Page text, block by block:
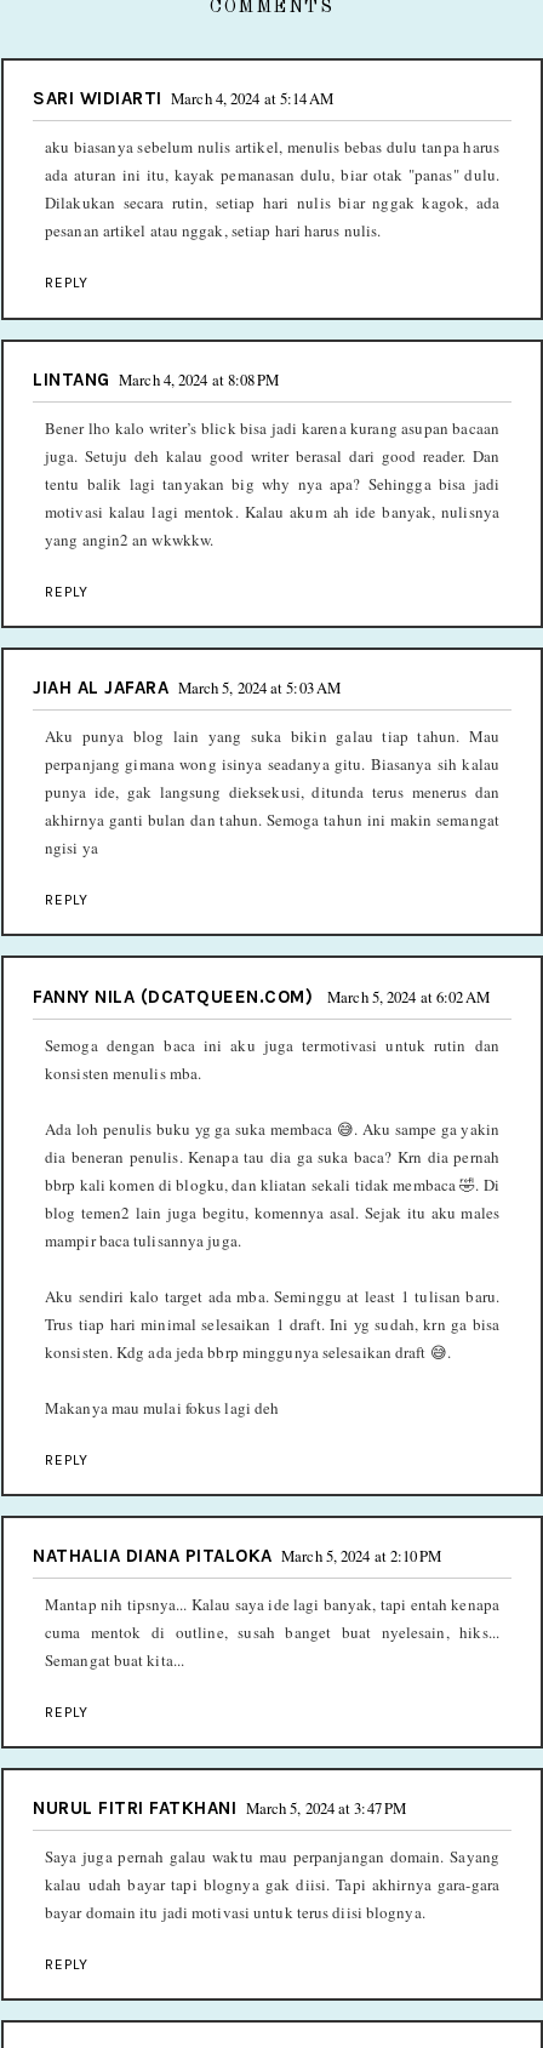
COMMENTS
SARI WIDIARTI March 4, 2024 at 5:14 AM
aku biasanya sebelum nulis artikel, menulis bebas dulu tanpa harus
ada aturan ini itu, kayak pemanasan dulu, biar otak "panas" dulu.
Dilakukan secara rutin, setiap hari nulis biar nggak kagok, ada
pesanan artikel atau nggak, setiap hari harus nulis.
REPLY
LINTANG March 4, 2024 at 8:08 PM
Bener lho kalo writer’s blick bisa jadi karena kurang asupan bacaan
juga. Setuju deh kalau good writer berasal dari good reader. Dan
tentu balik lagi tanyakan big why nya apa? Sehingga bisa jadi
motivasi kalau lagi mentok. Kalau akum ah ide banyak, nulisnya
yang angin2 an wkwkkw.
REPLY
JIAH AL JAFARA March 5, 2024 at 5:03 AM
Aku punya blog lain yang suka bikin galau tiap tahun. Mau
perpanjang gimana wong isinya seadanya gitu. Biasanya sih kalau
punya ide, gak langsung dieksekusi, ditunda terus menerus dan
akhirnya ganti bulan dan tahun. Semoga tahun ini makin semangat
ngisi ya
REPLY
FANNY NILA (DCATQUEEN.COM) March 5, 2024 at 6:02 AM
Semoga dengan baca ini aku juga termotivasi untuk rutin dan
konsisten menulis mba.
Ada loh penulis buku yg ga suka membaca 😅. Aku sampe ga yakin
dia beneran penulis. Kenapa tau dia ga suka baca? Krn dia pernah
bbrp kali komen di blogku, dan kliatan sekali tidak membaca 🤣. Di
blog temen2 lain juga begitu, komennya asal. Sejak itu aku males
mampir baca tulisannya juga.
Aku sendiri kalo target ada mba. Seminggu at least 1 tulisan baru.
Trus tiap hari minimal selesaikan 1 draft. Ini yg sudah, krn ga bisa
konsisten. Kdg ada jeda bbrp minggunya selesaikan draft 😅.
Makanya mau mulai fokus lagi deh
REPLY
NATHALIA DIANA PITALOKA March 5, 2024 at 2:10 PM
Mantap nih tipsnya... Kalau saya ide lagi banyak, tapi entah kenapa
cuma mentok di outline, susah banget buat nyelesain, hiks...
Semangat buat kita...
REPLY
NURUL FITRI FATKHANI March 5, 2024 at 3:47 PM
Saya juga pernah galau waktu mau perpanjangan domain. Sayang
kalau udah bayar tapi blognya gak diisi. Tapi akhirnya gara-gara
bayar domain itu jadi motivasi untuk terus diisi blognya.
REPLY